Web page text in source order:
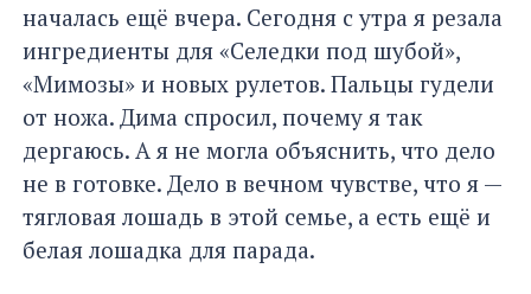
началась ещё вчера. Сегодня с утра я резала
ингредиенты для «Селедки под шубой»,
«Мимозы» и новых рулетов. Пальцы гудели
от ножа. Дима спросил, почему я так
дергаюсь. А я не могла объяснить, что дело
не в готовке. Дело в вечном чувстве, что я —
тягловая лошадь в этой семье, а есть ещё и
белая лошадка для парада.